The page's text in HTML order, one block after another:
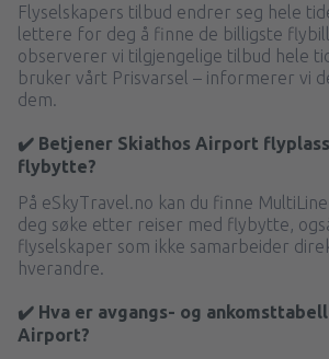
Flyselskapers tilbud endrer seg hele
lettere for deg å finne de billigste
observerer vi tilgjengelige tilbud hele
bruker vårt Prisvarsel – informerer vi
dem.
✔️ Betjener Skiathos Airport
flybytte?
På eSkyTravel.no kan du finne
deg søke etter reiser med flybytte,
flyselskaper som ikke samarbeider
hverandre.
✔️ Hva er avgangs- og
Airport?